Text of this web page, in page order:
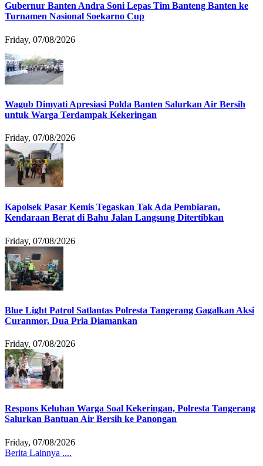
Gubernur Banten Andra Soni Lepas Tim Banteng Banten ke
Turnamen Nasional Soekarno Cup
Friday, 07/08/2026
Wagub Dimyati Apresiasi Polda Banten Salurkan Air Bersih
untuk Warga Terdampak Kekeringan
Friday, 07/08/2026
Kapolsek Pasar Kemis Tegaskan Tak Ada Pembiaran,
Kendaraan Berat di Bahu Jalan Langsung Ditertibkan
Friday, 07/08/2026
Blue Light Patrol Satlantas Polresta Tangerang Gagalkan Aksi
Curanmor, Dua Pria Diamankan
Friday, 07/08/2026
Respons Keluhan Warga Soal Kekeringan, Polresta Tangerang
Salurkan Bantuan Air Bersih ke Panongan
Friday, 07/08/2026
Berita Lainnya ....